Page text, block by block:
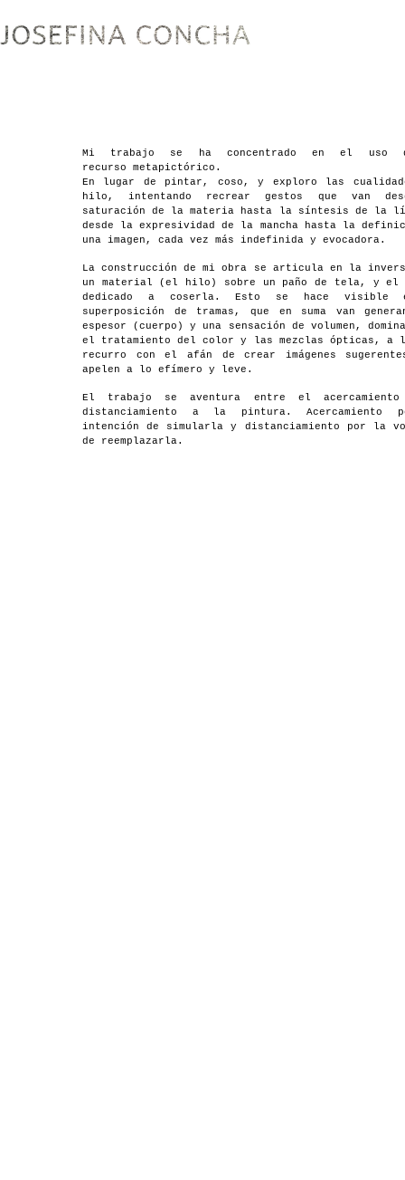
Mi trabajo se ha concentrado en el uso
recurso metapictórico.
En lugar de pintar, coso, y exploro las
hilo, intentando recrear gestos que van
saturación de la materia hasta la síntesis de la
desde la expresividad de la mancha hasta la
una imagen, cada vez más indefinida y evocadora.
La construcción de mi obra se articula en la
un material (el hilo) sobre un paño de tela, y el
dedicado a coserla. Esto se hace visible
superposición de tramas, que en suma van
espesor (cuerpo) y una sensación de volumen,
el tratamiento del color y las mezclas ópticas, a
recurro con el afán de crear imágenes
apelen a lo efímero y leve.
El trabajo se aventura entre el
distanciamiento a la pintura. Acercamiento
intención de simularla y distanciamiento por la
de reemplazarla.